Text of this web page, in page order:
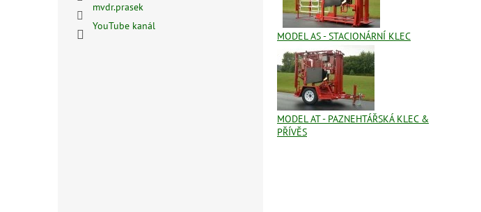
mvdr.prasek
YouTube kanál
MODEL AS - STACIONÁRNÍ KLEC
MODEL AT - PAZNEHTÁŘSKÁ KLEC &
PŘÍVĚS